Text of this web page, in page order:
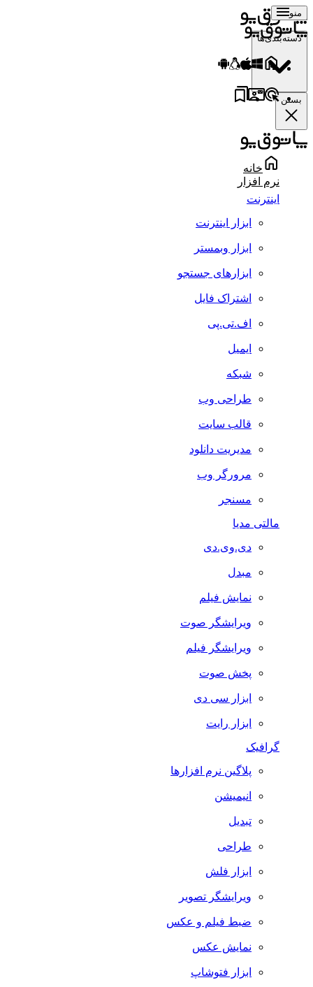
منو
دسته‌بندی‌ها
بستن
خانه
نرم افزار
اینترنت
ابزار اینترنت
ابزار وبمستر
ابزارهای جستجو
اشتراک فایل
اف.تی.پی
ایمیل
شبکه
طراحی وب
قالب سایت
مدیریت دانلود
مرورگر وب
مسنجر
مالتی مدیا
دی.وی.دی
مبدل
نمایش فیلم
ویرایشگر صوت
ویرایشگر فیلم
پخش صوت
ابزار سی دی
ابزار رایت
گرافیک
پلاگین نرم افزارها
انیمیشن
تبدیل
طراحی
ابزار فلش
ویرایشگر تصویر
ضبط فيلم و عكس
نمایش عکس
ابزار فتوشاپ